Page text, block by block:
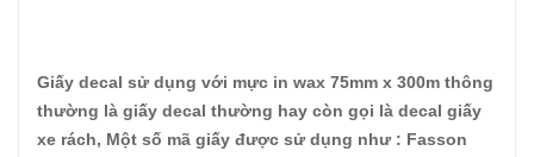
Giấy decal sử dụng với mực in wax 75mm x 300m thông
thường là giấy decal thường hay còn gọi là decal giấy
xe rách, Một số mã giấy được sử dụng như : Fasson